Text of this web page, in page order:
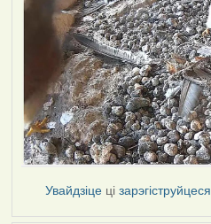
Увайдзіце цізарэгіструйцеся